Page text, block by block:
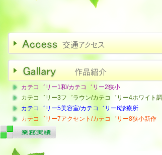
カテコ゛リー1和/カテコ゛リー2狭小
カテコ゛リー3フ゛ラウン/カテコ゛リー4ホワイト調
カテコ゛リー5美容室/カテコ゛リー6診療所
カテコ゛リー7アクセント/カテコ゛リー8狭小新作